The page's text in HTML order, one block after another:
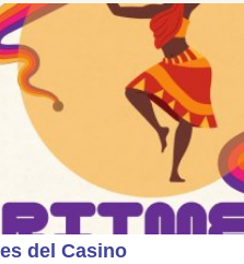
del Casino